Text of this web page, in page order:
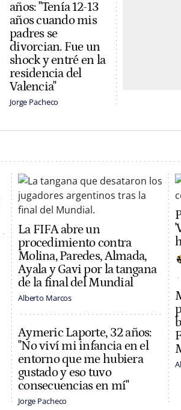
años: "Tenía 12-13
años cuando mis
padres se
divorcian. Fue un
shock y entré en la
residencia del
Valencia"
Jorge Pacheco
La FIFA abre un
procedimiento contra
Molina, Paredes, Almada,
Ayala y Gavi por la tangana
de la final del Mundial
Alberto Marcos
Aymeric Laporte, 32 años:
"No viví mi infancia en el
entorno que me hubiera
gustado y eso tuvo
consecuencias en mí"
Jorge Pacheco